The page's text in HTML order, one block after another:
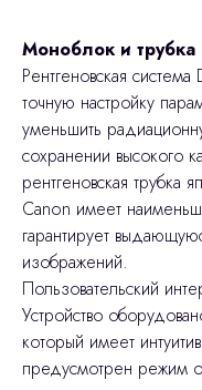
Моноблок и трубка
Рентгеновская
точную настройку
уменьшить
сохранении высокого
рентгеновская трубка
Canon имеет
гарантирует
изображений.
Пользовательский
Устройство
который имеет
предусмотрен режим